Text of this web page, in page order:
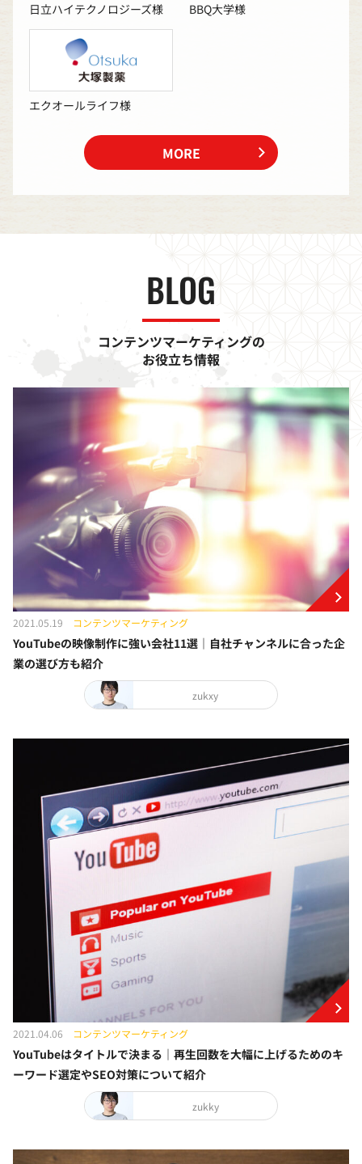
日立ハイテクノロジーズ様 BBQ大学様
エクオールライフ様
MORE
BLOG
コンテンツマーケティングの
お役立ち情報
2021.05.19 コンテンツマーケティング
YouTubeの映像制作に強い会社11選｜自社チャンネルに合った企
業の選び方も紹介
zukxy
2021.04.06 コンテンツマーケティング
YouTubeはタイトルで決まる｜再生回数を大幅に上げるためのキ
ーワード選定やSEO対策について紹介
zukky